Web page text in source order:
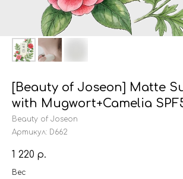
[Beauty of Joseon] Matte
with Mugwort+Camelia
Beauty of Joseon
Артикул: D662
1 220 р.
Вес